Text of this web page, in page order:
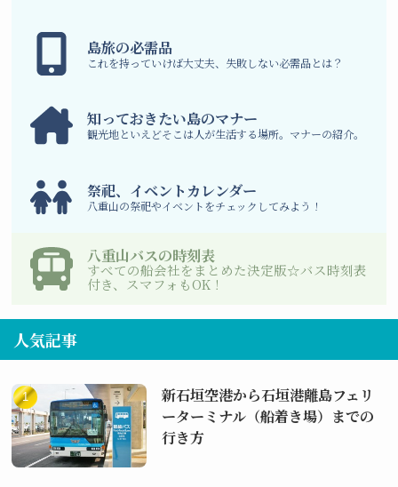
島旅の必需品
これを持っていけば大丈夫、失敗しない必需品とは？
知っておきたい島のマナー
観光地といえどそこは人が生活する場所。マナーの紹介。
祭祀、イベントカレンダー
八重山の祭祀やイベントをチェックしてみよう！
八重山バスの時刻表
すべての船会社をまとめた決定版☆バス時刻表
付き、スマフォもOK！
人気記事
新石垣空港から石垣港離島フェリ
ーターミナル（船着き場）までの
行き方